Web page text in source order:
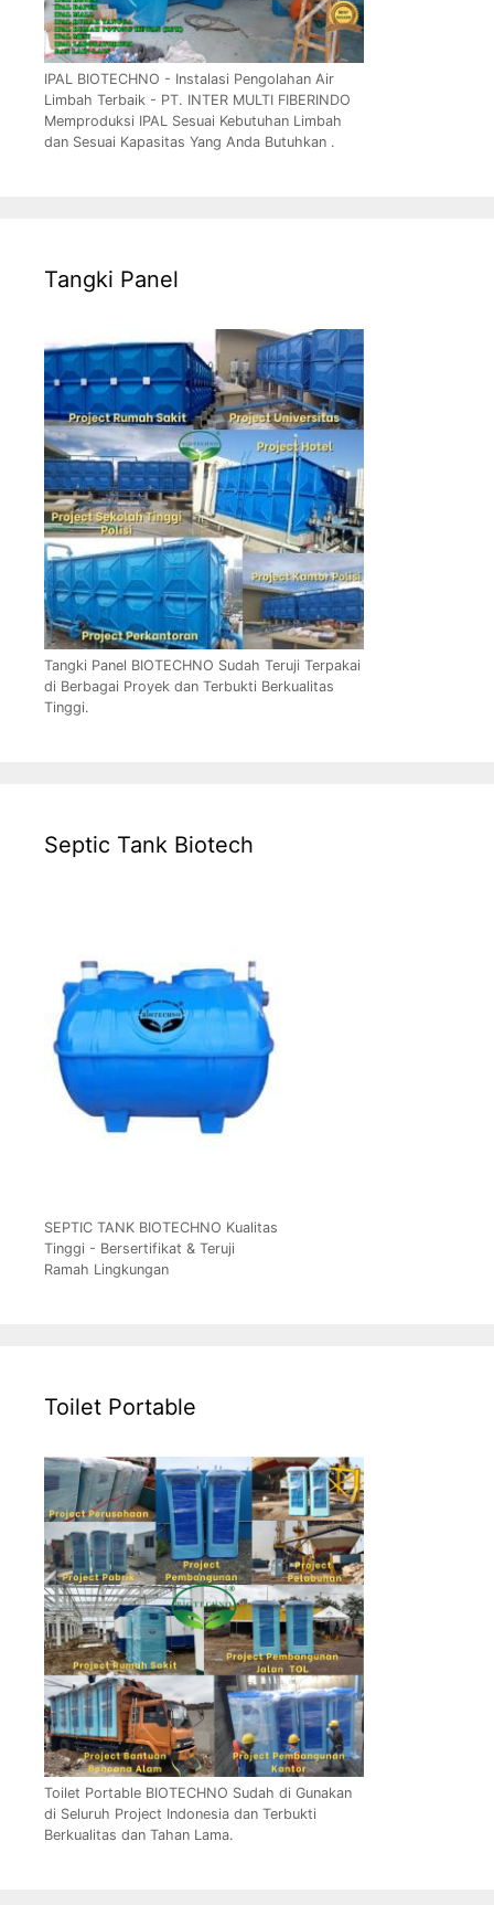
IPAL BIOTECHNO - Instalasi Pengolahan Air
Limbah Terbaik - PT. INTER MULTI FIBERINDO
Memproduksi IPAL Sesuai Kebutuhan Limbah
dan Sesuai Kapasitas Yang Anda Butuhkan .
Tangki Panel
Tangki Panel BIOTECHNO Sudah Teruji Terpakai
di Berbagai Proyek dan Terbukti Berkualitas
Tinggi.
Septic Tank Biotech
SEPTIC TANK BIOTECHNO Kualitas
Tinggi - Bersertifikat & Teruji
Ramah Lingkungan
Toilet Portable
Toilet Portable BIOTECHNO Sudah di Gunakan
di Seluruh Project Indonesia dan Terbukti
Berkualitas dan Tahan Lama.